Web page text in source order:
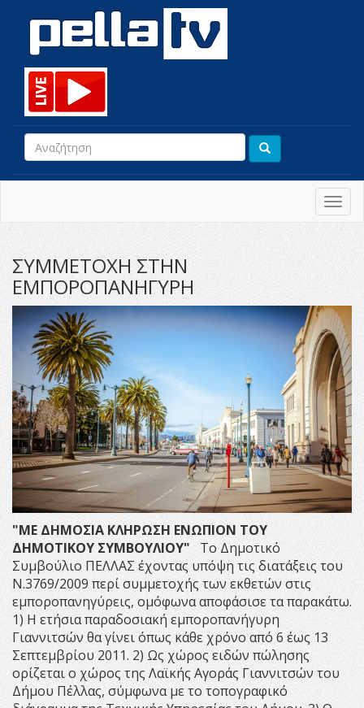
ΣΥΜΜΕΤΟΧΗ ΣΤΗΝ
ΕΜΠΟΡΟΠΑΝΗΓΥΡΗ
"ΜΕ ΔΗΜΟΣΙΑ ΚΛΗΡΩΣΗ ΕΝΩΠΙΟΝ ΤΟΥ
ΔΗΜΟΤΙΚΟΥ ΣΥΜΒΟΥΛΙΟΥ" Το Δημοτικό
Συμβούλιο ΠΕΛΛΑΣ έχοντας υπόψη τις διατάξεις του
Ν.3769/2009 περί συμμετοχής των εκθετών στις
εμποροπανηγύρεις, ομόφωνα αποφάσισε τα παρακάτω.
1) Η ετήσια παραδοσιακή εμποροπανήγυρη
Γιαννιτσών θα γίνει όπως κάθε χρόνο από 6 έως 13
Σεπτεμβρίου 2011. 2) Ως χώρος ειδών πώλησης
ορίζεται ο χώρος της Λαϊκής Αγοράς Γιαννιτσών του
Δήμου Πέλλας, σύμφωνα με το τοπογραφικό